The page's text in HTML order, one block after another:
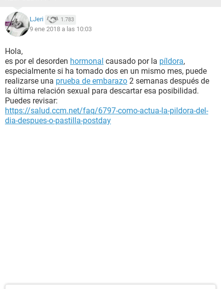
LJeri 1.783
9 ene 2018 a las 10:03
Hola,
es por el desorden hormonal causado por la píldora,
especialmente si ha tomado dos en un mismo mes, puede
realizarse una prueba de embarazo 2 semanas después de
la última relación sexual para descartar esa posibilidad.
Puedes revisar:
https://salud.ccm.net/faq/6797-como-actua-la-pildora-del-
dia-despues-o-pastilla-postday